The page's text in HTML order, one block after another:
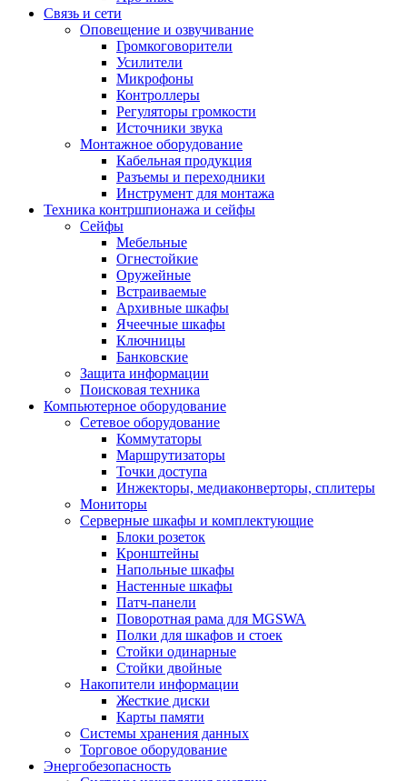
Связь и сети
Оповещение и озвучивание
Громкоговорители
Усилители
Микрофоны
Контроллеры
Регуляторы громкости
Источники звука
Монтажное оборудование
Кабельная продукция
Разъемы и переходники
Инструмент для монтажа
Техника контршпионажа и сейфы
Сейфы
Мебельные
Огнестойкие
Оружейные
Встраиваемые
Архивные шкафы
Ячеечные шкафы
Ключницы
Банковские
Защита информации
Поисковая техника
Компьютерное оборудование
Сетевое оборудование
Коммутаторы
Маршрутизаторы
Точки доступа
Инжекторы, медиаконверторы, сплитеры
Мониторы
Серверные шкафы и комплектующие
Блоки розеток
Кронштейны
Напольные шкафы
Настенные шкафы
Патч-панели
Поворотная рама для MGSWA
Полки для шкафов и стоек
Стойки одинарные
Стойки двойные
Накопители информации
Жесткие диски
Карты памяти
Системы хранения данных
Торговое оборудование
Энергобезопасность